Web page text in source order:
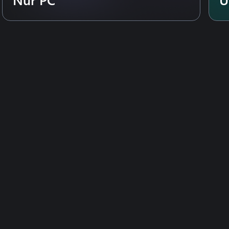
neue Portal dein Tor zur
dein Spiel auf deine
FMPedia-Glossar mehr über
der sich nahtlos
Super League und der National
Talente darauf, von dir